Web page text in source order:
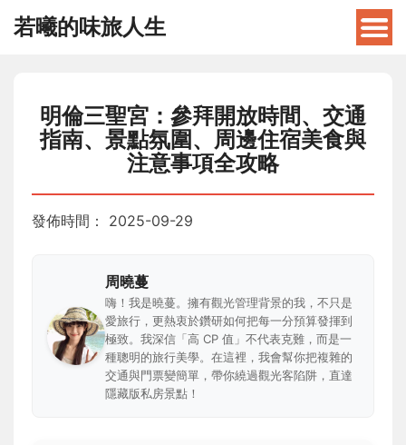
若曦的味旅人生
明倫三聖宮：參拜開放時間、交通
指南、景點氛圍、周邊住宿美食與
注意事項全攻略
發佈時間： 2025-09-29
周曉蔓
嗨！我是曉蔓。擁有觀光管理背景的我，不只是
愛旅行，更熱衷於鑽研如何把每一分預算發揮到
極致。我深信「高 CP 值」不代表克難，而是一
種聰明的旅行美學。在這裡，我會幫你把複雜的
交通與門票變簡單，帶你繞過觀光客陷阱，直達
隱藏版私房景點！